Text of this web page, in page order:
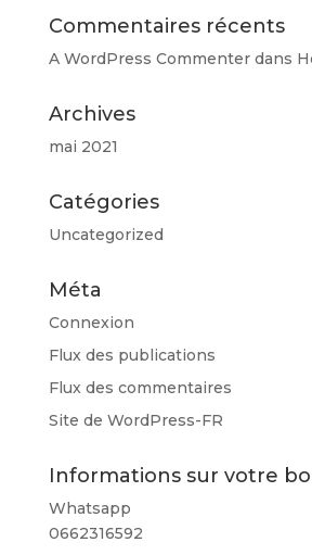
Commentaires récents
A WordPress Commenterdans
Archives
mai 2021
Catégories
Uncategorized
Méta
Connexion
Flux des publications
Flux des commentaires
Site de WordPress-FR
Informations sur votre
Whatsapp
0662316592